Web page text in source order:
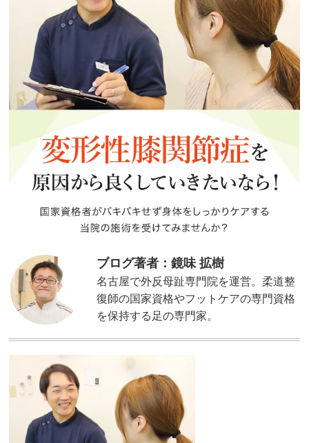
ブログ著者：鏡味 拡樹
名古屋で外反母趾専門院を運営。柔道整
復師の国家資格やフットケアの専門資格
を保持する足の専門家。